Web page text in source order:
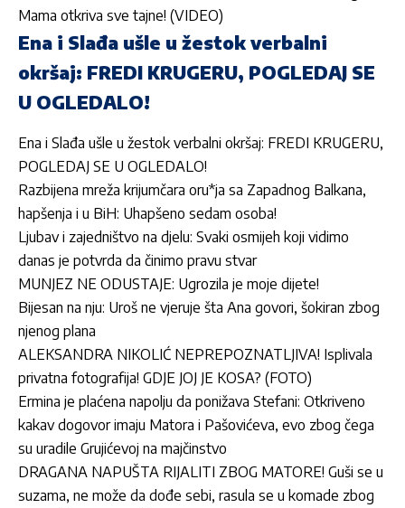
Mama otkriva sve tajne! (VIDEO)
Ena i Slađa ušle u žestok verbalni
okršaj: FREDI KRUGERU, POGLEDAJ SE
U OGLEDALO!
Ena i Slađa ušle u žestok verbalni okršaj: FREDI KRUGERU,
POGLEDAJ SE U OGLEDALO!
Razbijena mreža krijumčara oru*ja sa Zapadnog Balkana,
hapšenja i u BiH: Uhapšeno sedam osoba!
Ljubav i zajedništvo na djelu: Svaki osmijeh koji vidimo
danas je potvrda da činimo pravu stvar
MUNJEZ NE ODUSTAJE: Ugrozila je moje dijete!
Bijesan na nju: Uroš ne vjeruje šta Ana govori, šokiran zbog
njenog plana
ALEKSANDRA NIKOLIĆ NEPREPOZNATLJIVA! Isplivala
privatna fotografija! GDJE JOJ JE KOSA? (FOTO)
Ermina je plaćena napolju da ponižava Stefani: Otkriveno
kakav dogovor imaju Matora i Pašovićeva, evo zbog čega
su uradile Grujićevoj na majčinstvo
DRAGANA NAPUŠTA RIJALITI ZBOG MATORE! Guši se u
suzama, ne može da dođe sebi, rasula se u komade zbog